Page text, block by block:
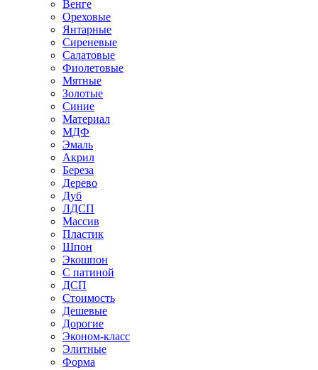
Венге
Ореховые
Янтарные
Сиреневые
Салатовые
Фиолетовые
Мятные
Золотые
Синие
Материал
МДФ
Эмаль
Акрил
Береза
Дерево
Дуб
ЛДСП
Массив
Пластик
Шпон
Экошпон
С патиной
ДСП
Стоимость
Дешевые
Дорогие
Эконом-класс
Элитные
Форма